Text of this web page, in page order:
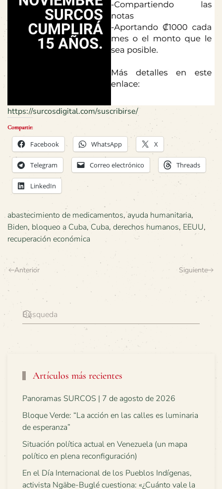
https://surcosdigital.com/suscribirse/
Compartir:
Facebook WhatsApp X
Telegram Correo electrónico Threads
LinkedIn
abastecimiento de medicamentos,ayuda humanitaria,
Biden, bloqueo a Cuba, Cuba, derechos humanos, EEUU,
recuperación económica
Anterior Siguiente
Artículos más recientes
Panoramas SURCOS | 7 de agosto de 2026
Bloque Verde: “La acción en las calles es luminaria
de esperanza”
Situación política actual en Venezuela (un mapa
político en plena reconfiguración)
En el Día Internacional de los Pueblos Indígenas,
activista Ngäbe-Buglé cuestiona: «¿Cuánto vale la